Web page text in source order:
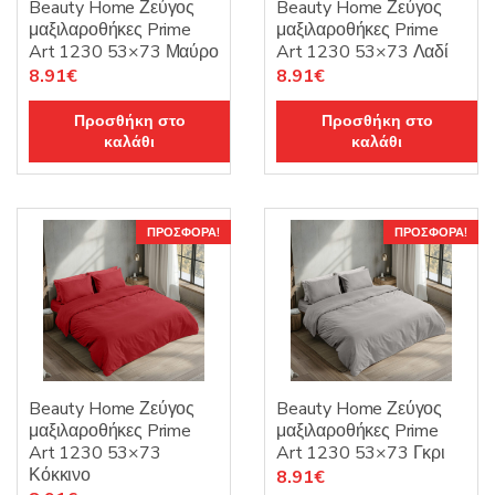
Beauty Home Ζεύγος
μαξιλαροθήκες Prime
Art 1230 53×73 Μαύρο
Original
price
8.91€Η
τρέχουσα
τιμή
είναι:
8.91€.
Προσθήκη στο
καλάθι
Beauty Home Ζεύγος
μαξιλαροθήκες Prime
Art 1230 53×73 Λαδί
Original
price
8.91€Η
τρέχουσα
τιμή
είναι:
8.91€.
Προσθήκη στο
καλάθι
ΠΡΟΣΦΟΡΆ!
Beauty Home Ζεύγος
μαξιλαροθήκες Prime
Art 1230 53×73
Κόκκινο
ΠΡΟΣΦΟΡΆ!
Beauty Home Ζεύγος
μαξιλαροθήκες Prime
Art 1230 53×73 Γκρι
Original
8.91€Η